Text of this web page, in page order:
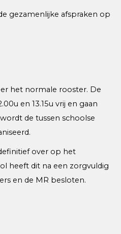
gezamenlijke afspraken op
het normale rooster. De
en 13.15u vrij en gaan
de tussen schoolse
over op het
heeft dit na een zorgvuldig
en de MR besloten.